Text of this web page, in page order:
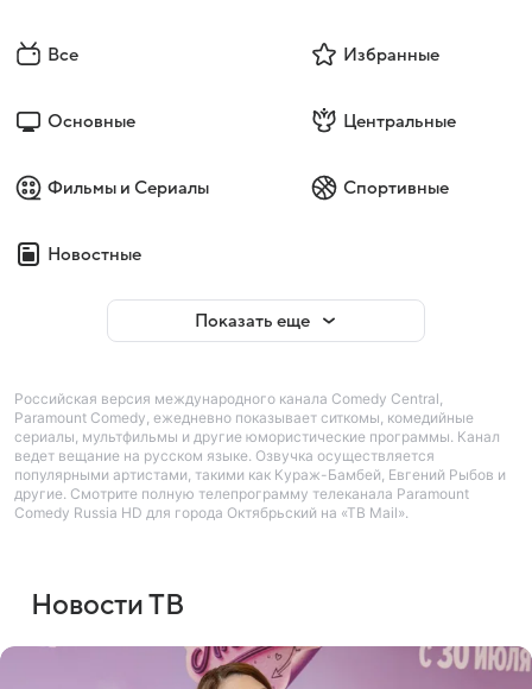
Все Избранные
Основные Центральные
Фильмы и Сериалы Спортивные
Новостные
Показать еще
Российская версия международного канала Comedy Central,
Paramount Comedy, ежедневно показывает ситкомы, комедийные
сериалы, мультфильмы и другие юмористические программы. Канал
ведет вещание на русском языке. Озвучка осуществляется
популярными артистами, такими как Кураж-Бамбей, Евгений Рыбов и
другие. Смотрите полную телепрограмму телеканала Paramount
Comedy Russia HD для города Октябрьский на «ТВ Mail».
Новости ТВ